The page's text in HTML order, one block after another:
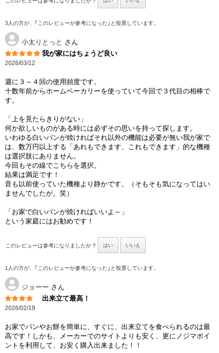
3人の方が、｢このレビューが参考になった｣と投票しています。
小太りとっと さん
我が家にはちょうど良い
2026/03/12
週に３～４回の使用頻度です。
十数年前からホームベーカリーを使っていて今回で３代目の相棒で
す。
「上を見たらきりがない」
何か欲しいものがある時には必ずその思いを持って探します。
いわゆる白いパンが焼ければそれ以外の機能は必要が無い我が家で
は、数万円以上する「あれもできます、これもできます」的な機種
は選択肢にありません。
今回もその線でこちらを選択。
結果は満足です！
音も以前使っていた機種より静かです。（そもそも気になってはい
ませんでしたが。笑）
「お家で白いパンが焼ければいいよ～」
という家庭にはお勧めです！
このレビューは参考になりましたか？ はい いいえ
1人の方が、｢このレビューが参考になった｣と投票しています。
ジョーー さん
出来立て最高！
2026/02/19
お家でパンやお餅を簡単に、すぐに、出来立てを食べられるのは最
高です！しかも、メーカーでのサイトよりも安く、更にノジマポイ
ントを利用して、お安く購入出来ました！！